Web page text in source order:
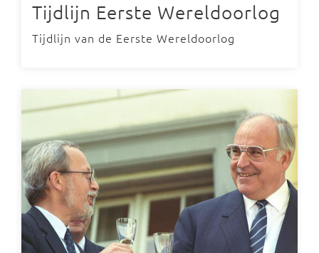
Tijdlijn Eerste Wereldoorlog
Tijdlijn van de Eerste Wereldoorlog